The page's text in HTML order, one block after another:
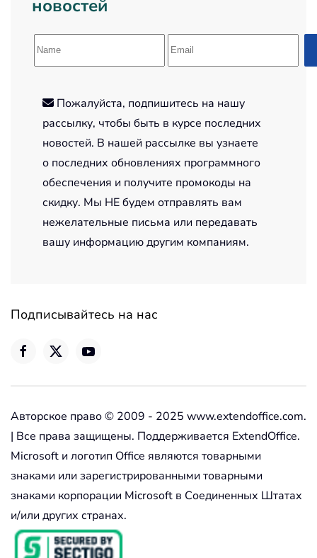
новостей
Пожалуйста, подпишитесь на нашу
рассылку, чтобы быть в курсе последних
новостей. В нашей рассылке вы узнаете
о последних обновлениях программного
обеспечения и получите промокоды на
скидку. Мы НЕ будем отправлять вам
нежелательные письма или передавать
вашу информацию другим компаниям.
Подписывайтесь на нас
Авторское право © 2009 - 2025 www.extendoffice.com.
| Все права защищены. Поддерживается ExtendOffice.
Microsoft и логотип Office являются товарными
знаками или зарегистрированными товарными
знаками корпорации Microsoft в Соединенных Штатах
и/или других странах.